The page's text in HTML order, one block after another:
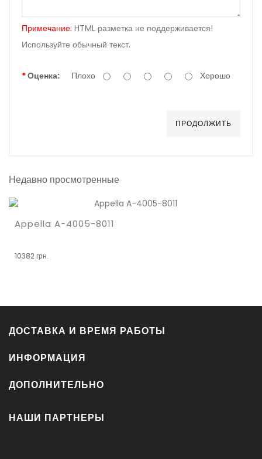
Примечание: HTML разметка не поддерживается!
Используйте обычный текст.
Оценка: Плохо Хорошо
ПРОДОЛЖИТЬ
Недавно просмотренные
Appella A-4005-8011
10382 грн.
ДОСТАВКА И ВРЕМЯ РАБОТЫ
ИНФОРМАЦИЯ
ДОПОЛНИТЕЛЬНО
НАШИ ПАРТНЕРЫ